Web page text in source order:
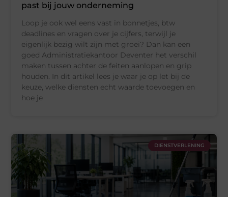
past bij jouw onderneming
Loop je ook wel eens vast in bonnetjes, btw
deadlines en vragen over je cijfers, terwijl je
eigenlijk bezig wilt zijn met groei? Dan kan een
goed Administratiekantoor Deventer het verschil
maken tussen achter de feiten aanlopen en grip
houden. In dit artikel lees je waar je op let bij de
keuze, welke diensten echt waarde toevoegen en
hoe je
DIENSTVERLENING